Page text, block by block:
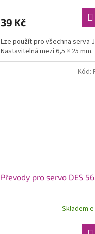
39 Kč
Lze použít pro všechna serva
Nastavitelná mezi 6,5 × 25 mm.
Převody pro servo DES
Skladem
Kód: